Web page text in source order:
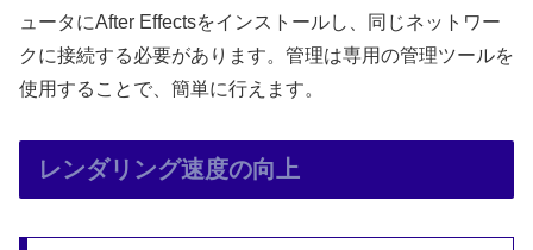
ュータにAfter Effectsをインストールし、同じネットワー
クに接続する必要があります。管理は専用の管理ツールを
使用することで、簡単に行えます。
レンダリング速度の向上